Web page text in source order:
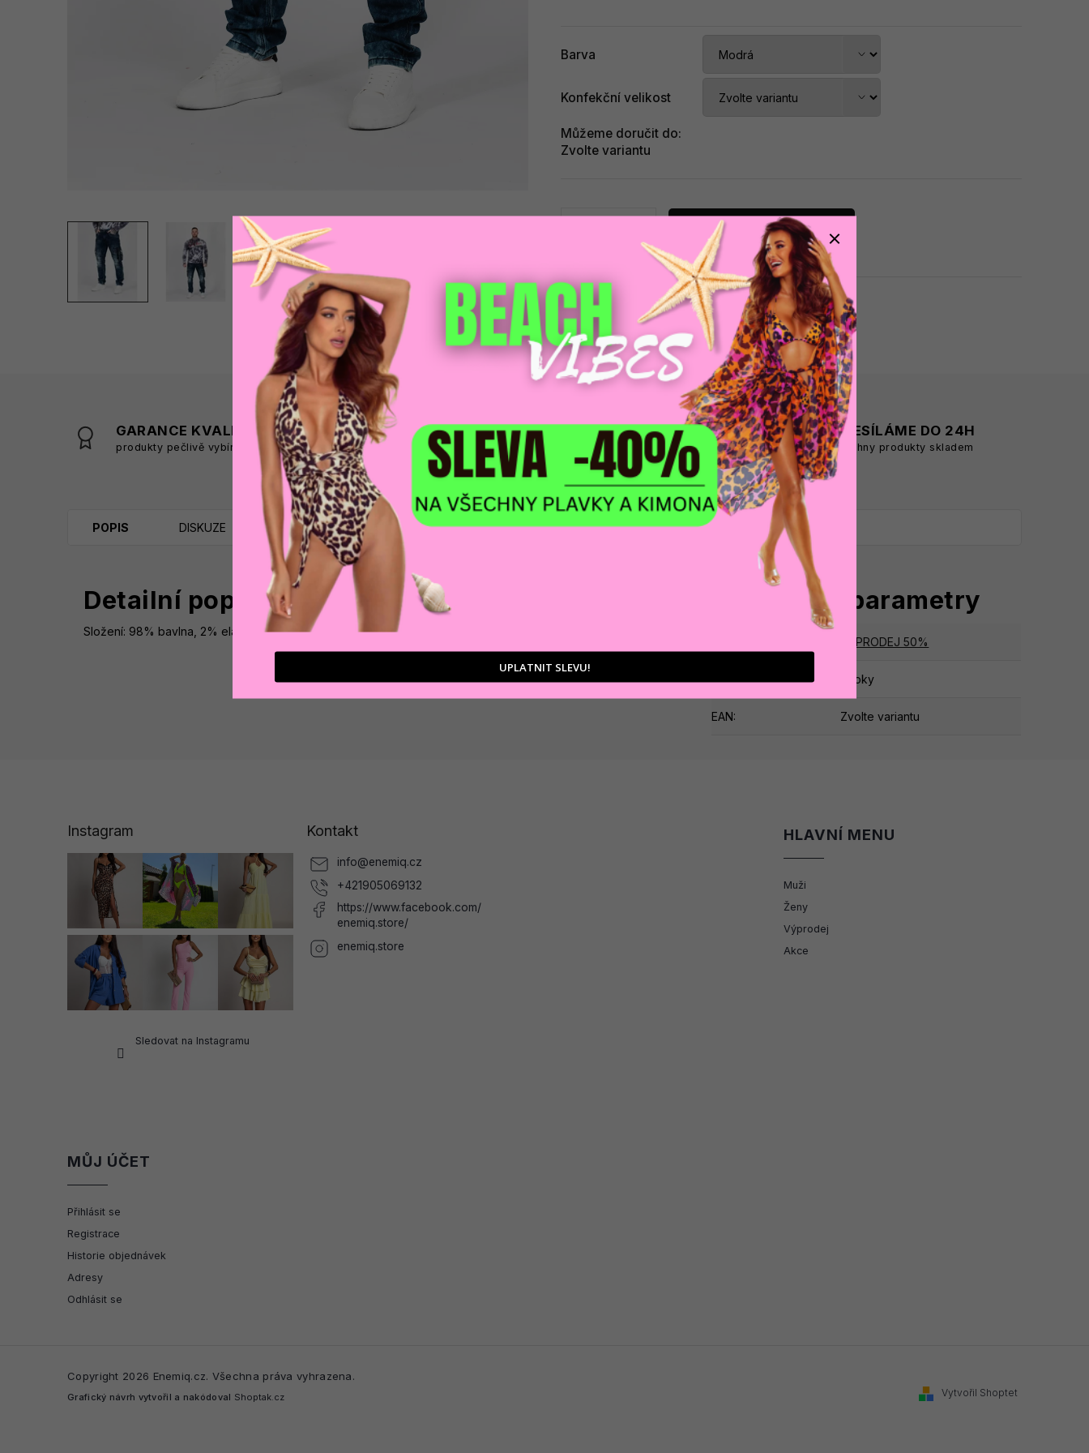
Barva
Konfekční velikost
Můžeme doručit do:
Zvolte variantu
Přidat do košíku
Zeptat se
GARANCE KVALITY
produkty pečlivě vybíráme
POMŮŽEME VÁM
s výběrem produktů
DOPRAVA ZDARMA
na adresu nebo pobočku
Zásilkovny
ODESÍLÁME DO 24H
všechny produkty skladem
POPIS DISKUZE
Detailní popis produktu
Složení: 98% bavlna, 2% elastan
Doplňkové parametry
VÝPRODEJ 50%
Záruka: 2 roky
EAN: Zvolte variantu
Instagram
Sledovat na Instagramu
Kontakt
info@enemiq.cz
+421905069132
https://www.facebook.com/
enemiq.store/
enemiq.store
HLAVNÍ MENU
Muži
Ženy
Výprodej
Akce
MŮJ ÚČET
Přihlásit se
Registrace
Historie objednávek
Adresy
Odhlásit se
Vytvořil Shoptet
Copyright 2026 Enemiq.cz. Všechna práva vyhrazena.
Grafický návrh vytvořil a nakódoval Shoptak.cz
UPLATNIT SLEVU!